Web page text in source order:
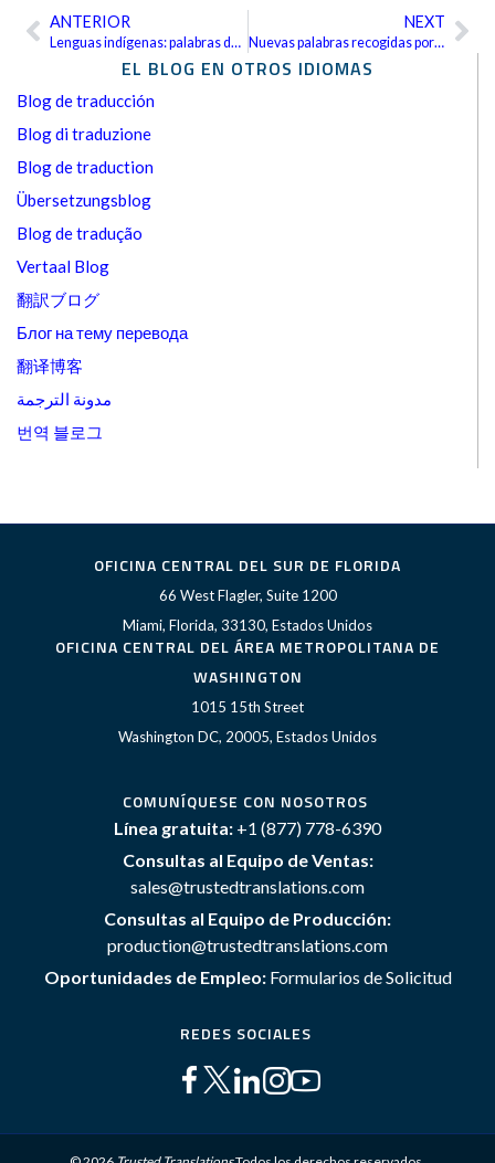
EL BLOG EN OTROS IDIOMAS
Blog de traducción
Blog di traduzione
Blog de traduction
Übersetzungsblog
Blog de tradução
Vertaal Blog
翻訳ブログ
Блог на тему перевода
翻译博客
مدونة الترجمة
번역 블로그
AntANTERIOR
Lenguas indígenas: palabras de sabiduría ambiental
NEXT
Nuevas palabras recogidas por la Real Academia Española
OFICINA CENTRAL DEL SUR DE FLORIDA
66 West Flagler, Suite 1200
Miami, Florida, 33130, Estados Unidos
OFICINA CENTRAL DEL ÁREA METROPOLITANA DE
WASHINGTON
1015 15th Street
Washington DC, 20005, Estados Unidos
COMUNÍQUESE CON NOSOTROS
Línea gratuita: +1 (877) 778-6390
Consultas al Equipo de Ventas:
sales@trustedtranslations.com
Consultas al Equipo de Producción:
production@trustedtranslations.com
Oportunidades de Empleo: Formularios de Solicitud
REDES SOCIALES